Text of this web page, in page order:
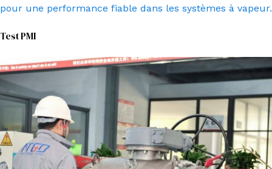
pour une performance fiable dans les systèmes à vapeur.
Test PMI